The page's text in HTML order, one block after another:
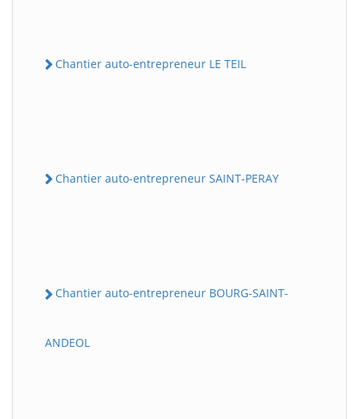
Chantier auto-entrepreneur LE TEIL
Chantier auto-entrepreneur SAINT-PERAY
Chantier auto-entrepreneur BOURG-SAINT-
ANDEOL